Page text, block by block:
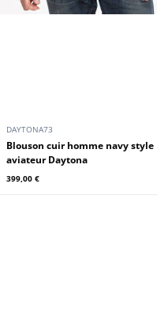
DAYTONA73
Blouson cuir homme navy style
aviateur Daytona
399,00 €